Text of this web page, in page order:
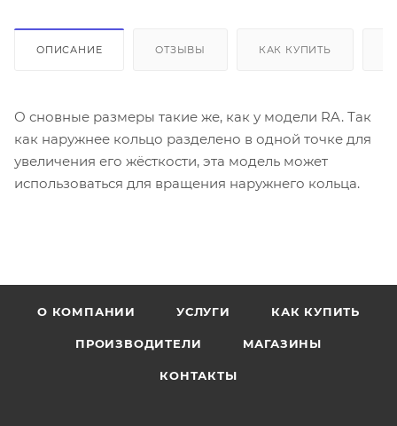
ОПИСАНИЕ ОТЗЫВЫ КАК КУПИТЬ
О сновные размеры такие же, как у модели RA. Так
как наружнее кольцо разделено в одной точке для
увеличения его жёсткости, эта модель может
использоваться для вращения наружнего кольца.
О КОМПАНИИ УСЛУГИ КАК КУПИТЬ
ПРОИЗВОДИТЕЛИ МАГАЗИНЫ
КОНТАКТЫ